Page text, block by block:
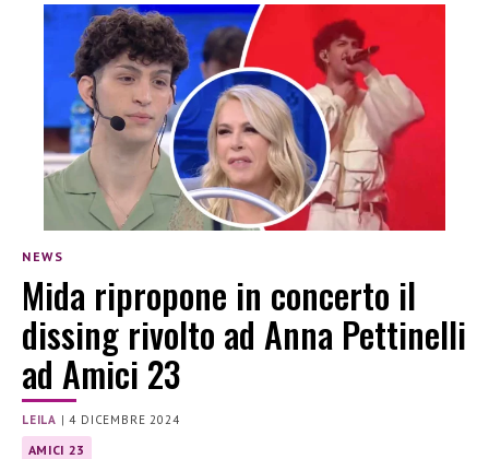
NEWS
Mida ripropone in concerto il
dissing rivolto ad Anna Pettinelli
ad Amici 23
LEILA |4 DICEMBRE 2024
AMICI 23